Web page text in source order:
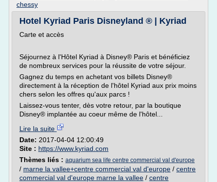
chessy
Hotel Kyriad Paris Disneyland ® | Kyriad
Carte et accès
Séjournez à l'Hôtel Kyriad à Disney® Paris et bénéficiez
de nombreux services pour la réussite de votre séjour.
Gagnez du temps en achetant vos billets Disney®
directement à la réception de l'hôtel Kyriad aux prix moins
chers selon les offres qu'aux parcs !
Laissez-vous tenter, dès votre retour, par la boutique
Disney® implantée au coeur même de l'hôtel...
Lire la suite
Date: 2017-04-04 12:00:49
Site : https://www.kyriad.com
Thèmes liés : aquarium sea life centre commercial val d'europe
/ marne la vallee+centre commercial val d'europe / centre
commercial val d'europe marne la vallee / centre